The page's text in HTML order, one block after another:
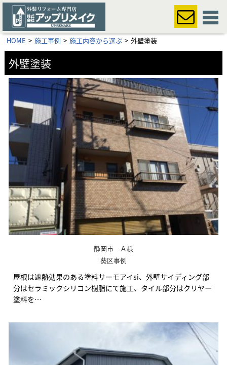
HOME 施工事例 施工内容から選ぶ 外壁塗装
外壁塗装
静岡市 Ａ様
葵区事例
屋根は遮熱効果のある塗料サーモアイsi、外壁サイディング部
分はセラミックシリコン樹脂にて施工、タイル部分はクリヤー
塗料を…